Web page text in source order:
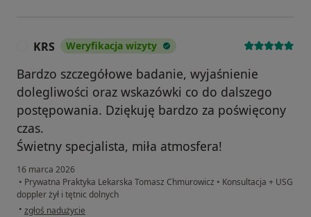
KRS Weryfikacja wizyty
Bardzo szczegółowe badanie, wyjaśnienie
dolegliwości oraz wskazówki co do dalszego
postępowania. Dziękuję bardzo za poświęcony
czas.
Świetny specjalista, miła atmosfera!
16 marca 2026
• Prywatna Praktyka Lekarska Tomasz Chmurowicz • Konsultacja + USG
doppler żył i tętnic dolnych
• w opinii użytkownika KRS
zgłoś nadużycie